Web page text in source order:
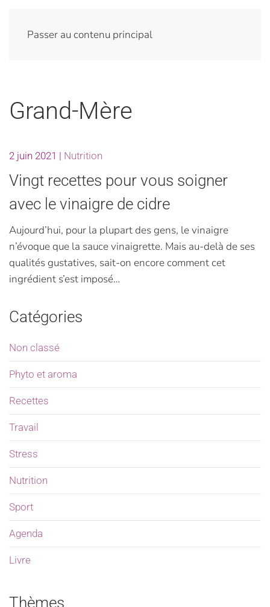
Passer au contenu principal
Grand-Mère
2 juin 2021 | Nutrition
Vingt recettes pour vous soigner
avec le vinaigre de cidre
Aujourd’hui, pour la plupart des gens, le vinaigre
n’évoque que la sauce vinaigrette. Mais au-delà de ses
qualités gustatives, sait-on encore comment cet
ingrédient s’est imposé…
Catégories
Non classé
Phyto et aroma
Recettes
Travail
Stress
Nutrition
Sport
Agenda
Livre
Thèmes